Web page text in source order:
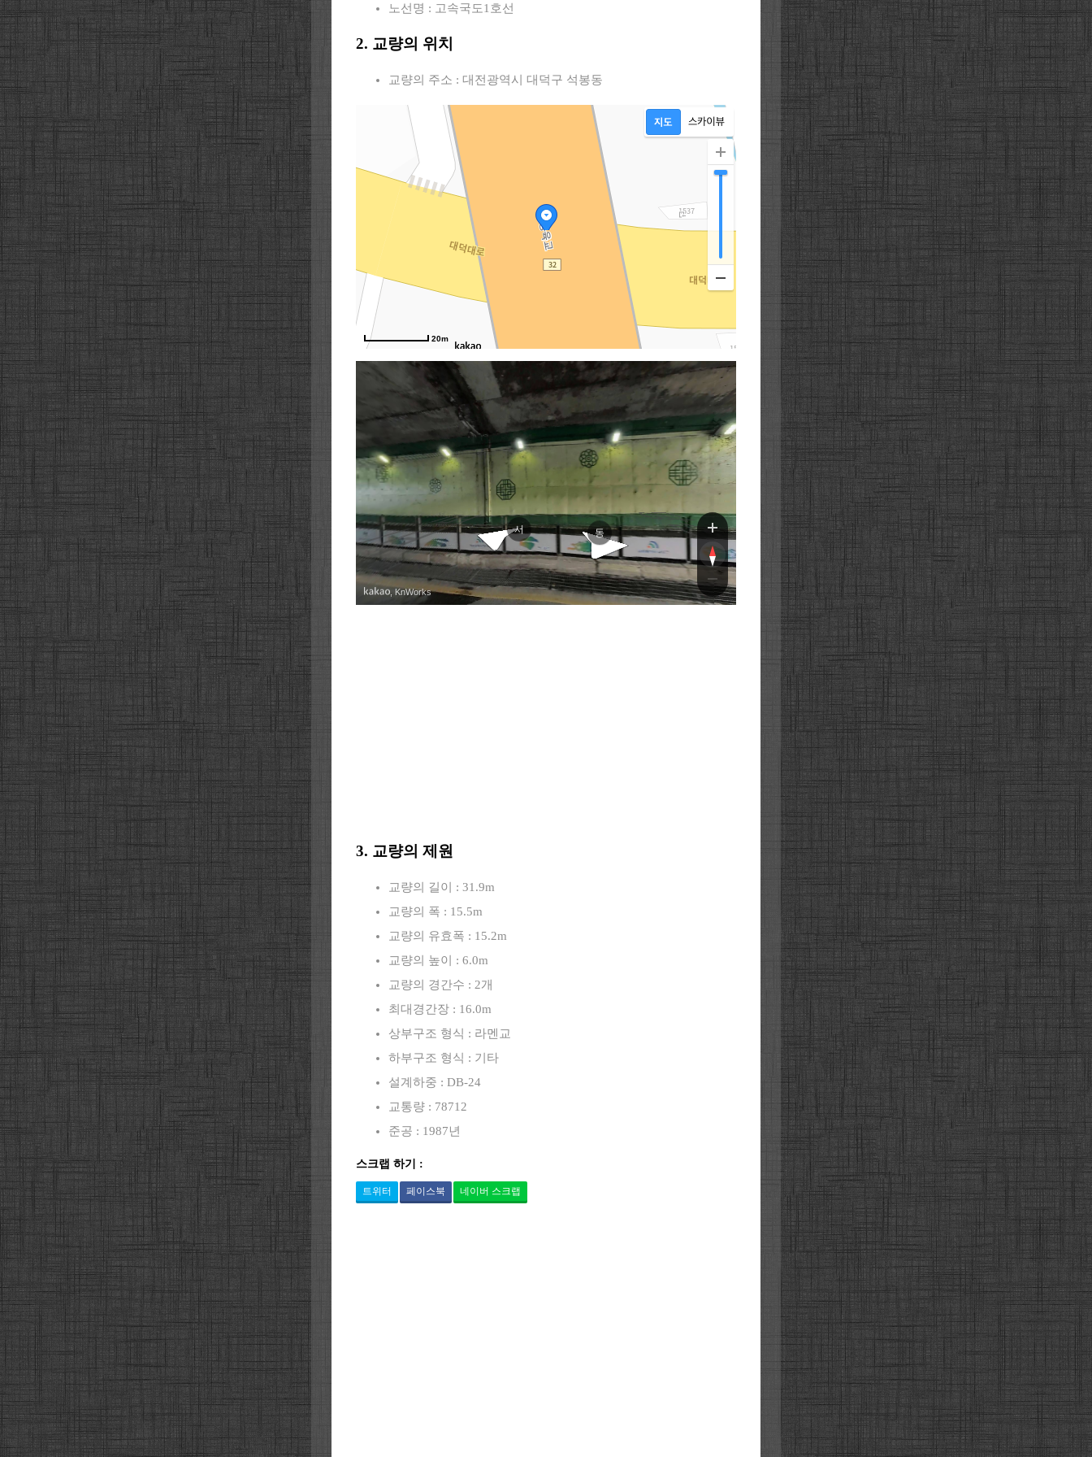
노선명 : 고속국도1호선
2. 교량의 위치
교량의 주소 : 대전광역시 대덕구 석봉동
20m
경부고속도로
당진영덕고속도로
서 동
, KnWorks
3. 교량의 제원
교량의 길이 : 31.9m
교량의 폭 : 15.5m
교량의 유효폭 : 15.2m
교량의 높이 : 6.0m
교량의 경간수 : 2개
최대경간장 : 16.0m
상부구조 형식 : 라멘교
하부구조 형식 : 기타
설계하중 : DB-24
교통량 : 78712
준공 : 1987년
스크랩 하기 :
트위터 페이스북 네이버 스크랩